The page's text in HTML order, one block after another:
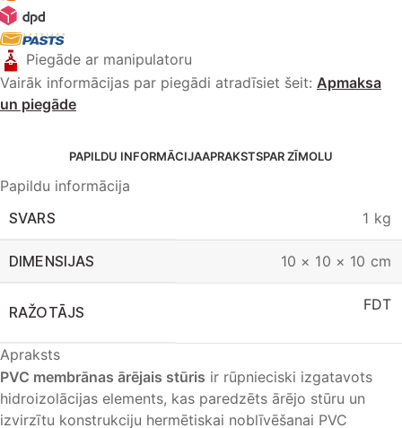
Piegāde ar manipulatoru
Vairāk informācijas par piegādi atradīsiet šeit: Apmaksa
un piegāde
PAPILDU INFORMĀCIJAAPRAKSTSPAR ZĪMOLU
Papildu informācija
SVARS
1 kg
DIMENSIJAS 10 × 10 × 10 cm
RAŽOTĀJS FDT
Apraksts
PVC membrānas ārējais stūris ir rūpnieciski izgatavots
hidroizolācijas elements, kas paredzēts ārējo stūru un
izvirzītu konstrukciju hermētiskai noblīvēšanai PVC